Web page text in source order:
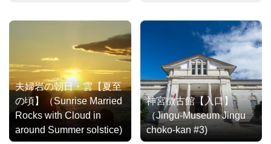
夫婦岩の朝日・雲【夏至
の頃】（Sunrise Married
Rocks with Cloud in
around Summer solstice)
神宮徴古館【入口】
（Jingu-Museum Jingu
choko-kan #3)